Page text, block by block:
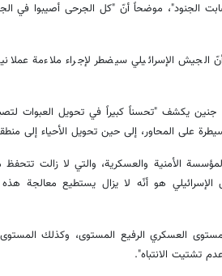
الجنود"، موضحاً أنّ "كل الجرحى أصيبوا في
الإسرائيلي سيضطر لإجراء ملاءمة
يكشف "تحسناً كبيراً في تحويل العبوات
على المحاور، إلى حين تحويل الأحياء إلى
الأمنية والعسكرية، والتي لا زالت
هو أنّه لا يزال يستطيع معالجة هذه
العسكري الرفيع المستوى، وكذلك
تشتيت الانتباه".